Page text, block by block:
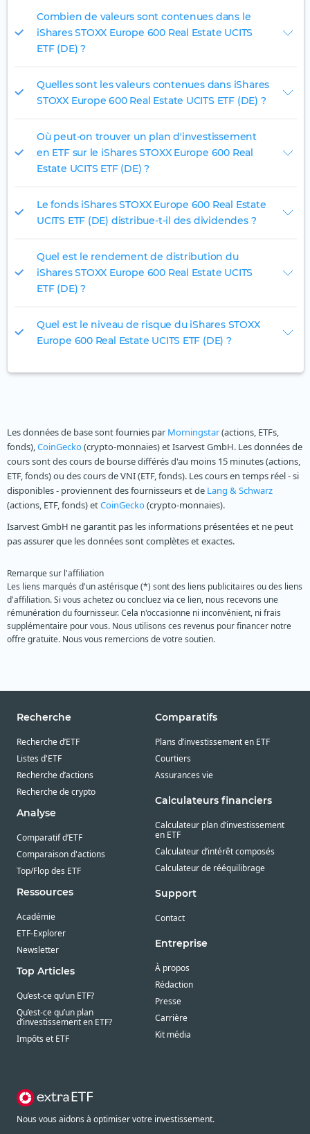
Combien de valeurs sont contenues dans le
iShares STOXX Europe 600 Real Estate UCITS
ETF (DE) ?
Quelles sont les valeurs contenues dans iShares
STOXX Europe 600 Real Estate UCITS ETF (DE) ?
Où peut-on trouver un plan d'investissement
en ETF sur le iShares STOXX Europe 600 Real
Estate UCITS ETF (DE) ?
Le fonds iShares STOXX Europe 600 Real Estate
UCITS ETF (DE) distribue-t-il des dividendes ?
Quel est le rendement de distribution du
iShares STOXX Europe 600 Real Estate UCITS
ETF (DE) ?
Quel est le niveau de risque du iShares STOXX
Europe 600 Real Estate UCITS ETF (DE) ?
Les données de base sont fournies par Morningstar(actions, ETFs,
fonds),CoinGecko(crypto-monnaies) et Isarvest GmbH. Les données de
cours sont des cours de bourse différés d'au moins 15 minutes (actions,
ETF, fonds) ou des cours de VNI (ETF, fonds). Les cours en temps réel - si
disponibles - proviennent des fournisseurs et de Lang & Schwarz
(actions, ETF, fonds) etCoinGecko(crypto-monnaies).
Isarvest GmbH ne garantit pas les informations présentées et ne peut
pas assurer que les données sont complètes et exactes.
Remarque sur l'affiliation
Les liens marqués d'un astérisque (*) sont des liens publicitaires ou des liens
d'affiliation. Si vous achetez ou concluez via ce lien, nous recevons une
rémunération du fournisseur. Cela n'occasionne ni inconvénient, ni frais
supplémentaire pour vous. Nous utilisons ces revenus pour financer notre
offre gratuite. Nous vous remercions de votre soutien.
Recherche
Recherche d’ETF
Listes d'ETF
Recherche d’actions
Recherche de crypto
Analyse
Comparatif d’ETF
Comparaison d'actions
Top/Flop des ETF
Ressources
Académie
ETF-Explorer
Newsletter
Top Articles
Qu’est-ce qu’un ETF?
Qu’est-ce qu’un plan
d’investissement en ETF?
Impôts et ETF
Comparatifs
Plans d’investissement en ETF
Courtiers
Assurances vie
Calculateurs financiers
Calculateur plan d’investissement
en ETF
Calculateur d’intérêt composés
Calculateur de rééquilibrage
Support
Contact
Entreprise
À propos
Rédaction
Presse
Carrière
Kit média
Nous vous aidons à optimiser votre investissement.